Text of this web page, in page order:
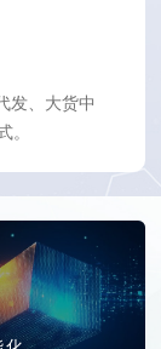
发、大货中
。